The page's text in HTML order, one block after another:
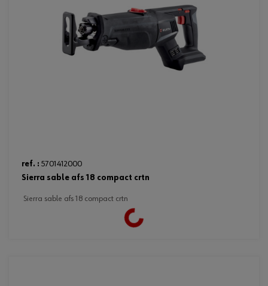
ref. : 5701412000
sierra sable afs 18 compact crtn
sierra sable afs 18 compact crtn
Loading...